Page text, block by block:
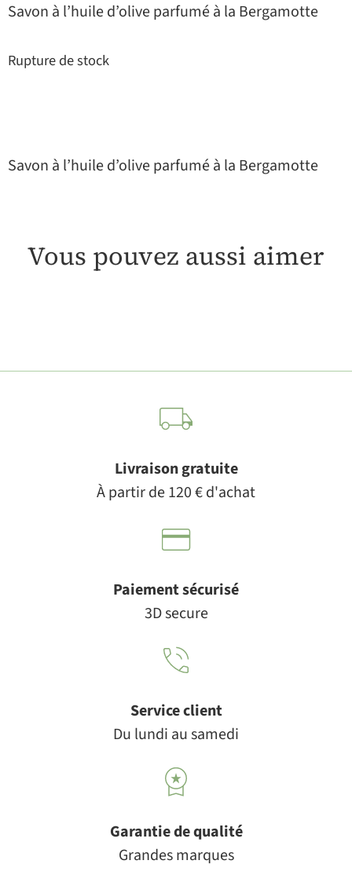
Savon à l’huile d’olive parfumé à la Bergamotte
Rupture de stock
Savon à l’huile d’olive parfumé à la Bergamotte
Vous pouvez aussi aimer
Livraison gratuite
À partir de 120 € d'achat
Paiement sécurisé
3D secure
Service client
Du lundi au samedi
Garantie de qualité
Grandes marques